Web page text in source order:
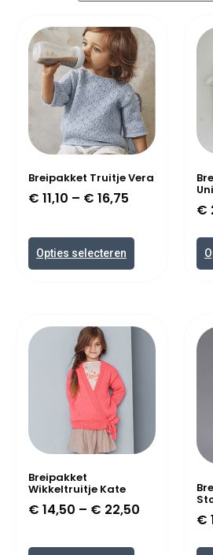
Breipakket Truitje Vera
€ 11,10 – € 16,75
Opties selecteren
€
Breipakket
Wikkeltruitje Kate
€ 14,50 – € 22,50
€